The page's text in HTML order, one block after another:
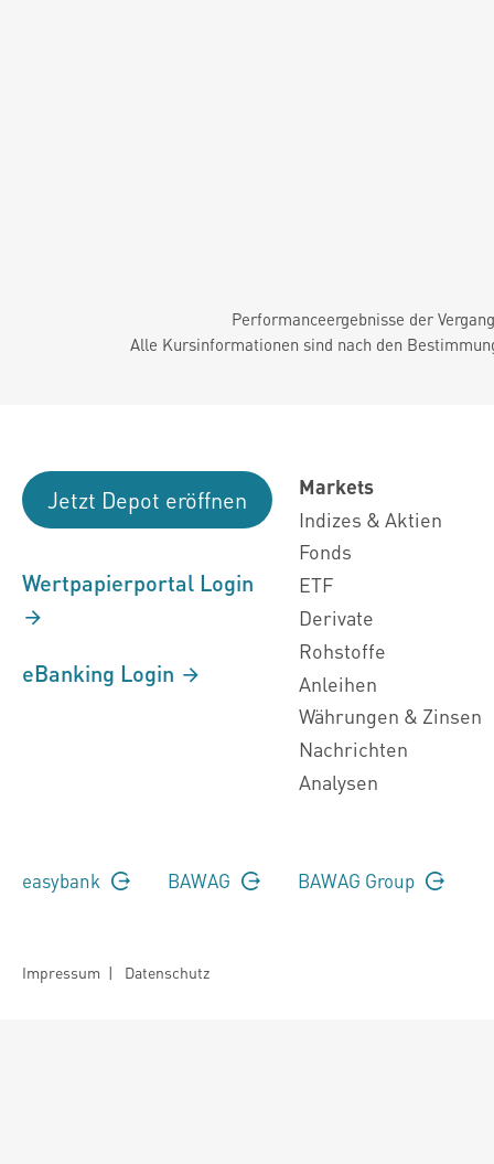
Performanceergebnisse der
Alle Kursinformationen sind nach den
Jetzt Depot eröffnen
Wertpapierportal Login
eBanking Login
Markets
Indizes & Aktien
Fonds
ETF
Derivate
Rohstoffe
Anleihen
Währungen & Zinsen
Nachrichten
Analysen
easybank BAWAG BAWAG Group
Impressum | Datenschutz